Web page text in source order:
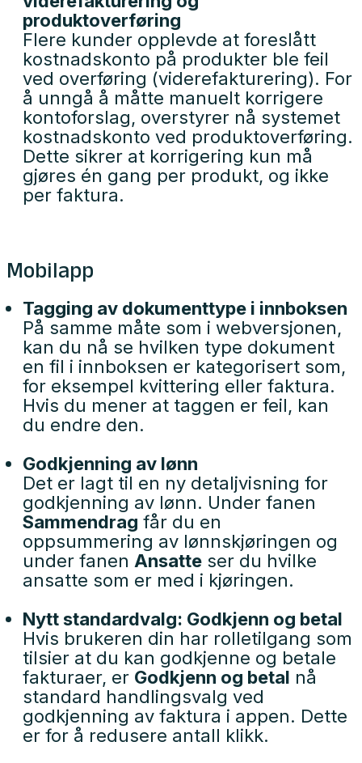
produktoverføring
Flere kunder opplevde at foreslått
kostnadskonto på produkter ble feil
ved overføring (viderefakturering). For
å unngå å måtte manuelt korrigere
kontoforslag, overstyrer nå systemet
kostnadskonto ved produktoverføring.
Dette sikrer at korrigering kun må
gjøres én gang per produkt, og ikke
per faktura.
Mobilapp
Tagging av dokumenttype i innboksen
På samme måte som i webversjonen,
kan du nå se hvilken type dokument
en fil i innboksen er kategorisert som,
for eksempel kvittering eller faktura.
Hvis du mener at taggen er feil, kan
du endre den.
Godkjenning av lønn
Det er lagt til en ny detaljvisning for
godkjenning av lønn. Under fanen
Sammendrag får du en
oppsummering av lønnskjøringen og
under fanen Ansatte ser du hvilke
ansatte som er med i kjøringen.
Nytt standardvalg: Godkjenn og betal
Hvis brukeren din har rolletilgang som
tilsier at du kan godkjenne og betale
fakturaer, er Godkjenn og betal nå
standard handlingsvalg ved
godkjenning av faktura i appen. Dette
er for å redusere antall klikk.